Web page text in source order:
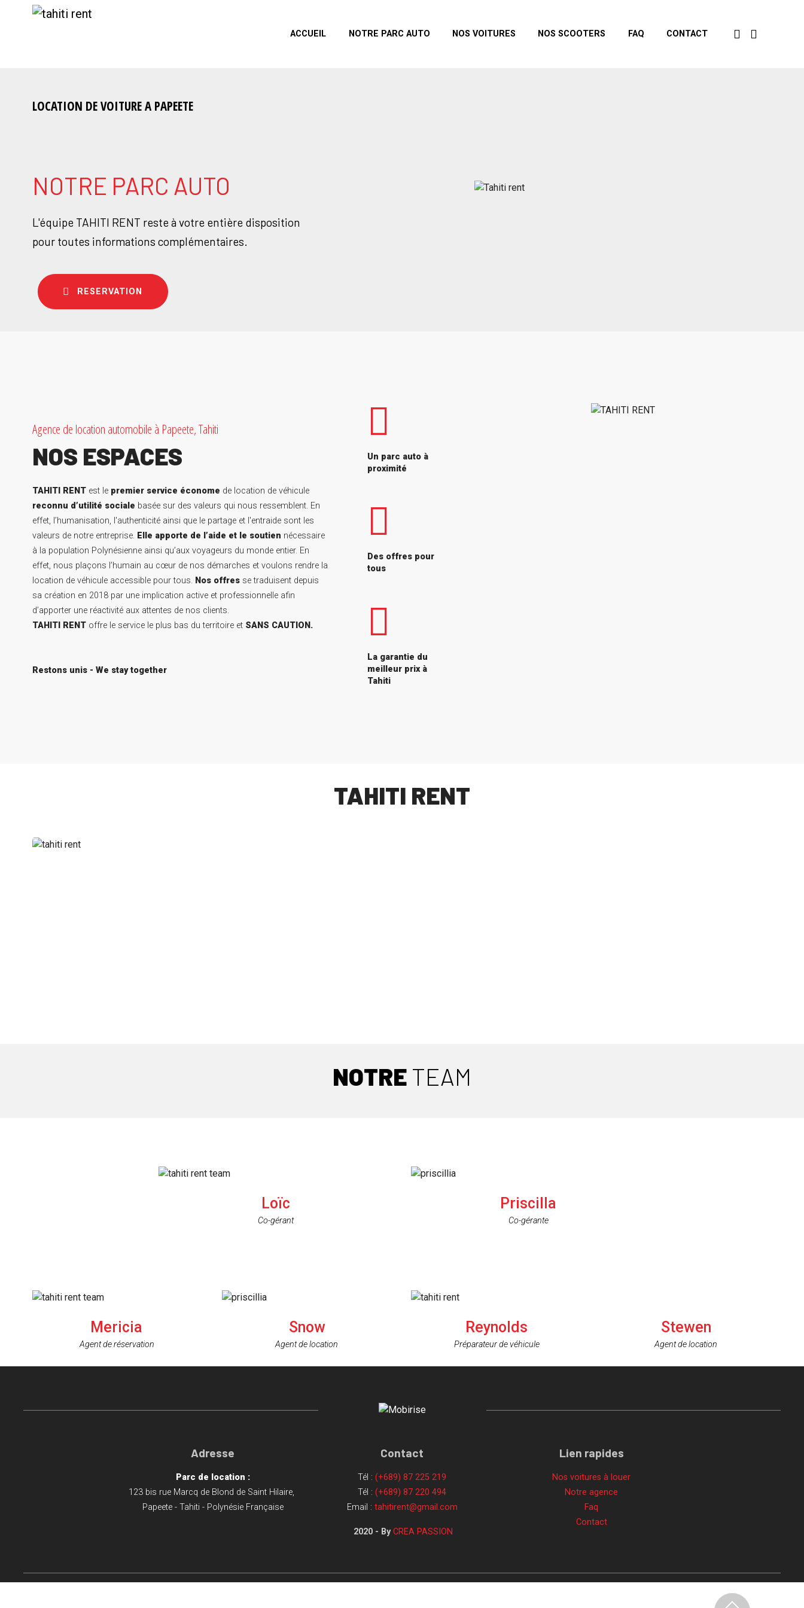
ACCUEIL NOTRE PARC AUTO NOS VOITURES NOS SCOOTERS FAQ CONTACT
LOCATION DE VOITURE A PAPEETE
NOTRE PARC AUTO
L'équipe TAHITI RENT reste à votre entière disposition
pour toutes informations complémentaires.
RESERVATION
Agence de location automobile à Papeete, Tahiti
NOS ESPACES
TAHITI RENT est le premier service économe de location de véhicule
reconnu d’utilité sociale basée sur des valeurs qui nous ressemblent. En
effet, l’humanisation, l'authenticité ainsi que le partage et l'entraide sont les
valeurs de notre entreprise. Elle apporte de l’aide et le soutien nécessaire
à la population Polynésienne ainsi qu’aux voyageurs du monde entier. En
effet, nous plaçons l’humain au cœur de nos démarches et voulons rendre la
location de véhicule accessible pour tous. Nos offres se traduisent depuis
sa création en 2018 par une implication active et professionnelle afin
d’apporter une réactivité aux attentes de nos clients.
TAHITI RENT offre le service le plus bas du territoire et SANS CAUTION.
Restons unis - We stay together
Un parc auto à
proximité
Des offres pour
tous
La garantie du
meilleur prix à
Tahiti
TAHITI RENT
NOTRE TEAM
Loïc
Co-gérant
Priscilla
Co-gérante
Mericia
Agent de réservation
Snow
Agent de location
Reynolds
Préparateur de véhicule
Stewen
Agent de location
Adresse
Parc de location :
123 bis rue Marcq de Blond de Saint Hilaire,
Papeete - Tahiti - Polynésie Française
Contact
Tél : (+689) 87 225 219
Tél : (+689) 87 220 494
Email : tahitirent@gmail.com
2020 - ByCREA PASSION
Lien rapides
Nos voitures à louer
Notre agence
Faq
Contact